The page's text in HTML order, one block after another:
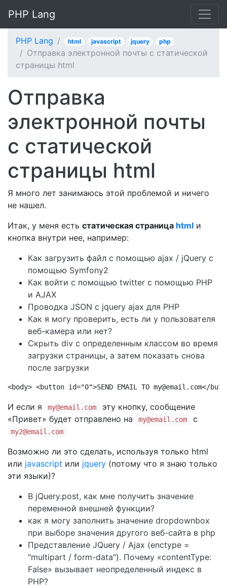
PHP Lang
PHP Lang html javascript jquery php
Отправка электронной почты с статической
страницы html
Отправка
электронной почты
с статической
страницы html
Я много лет занимаюсь этой проблемой и ничего
не нашел.
Итак, у меня есть статическая страница html и
кнопка внутри нее, например:
Как загрузить файл с помощью ajax / jQuery с
помощью Symfony2
Как войти с помощью twitter с помощью PHP
и AJAX
Проводка JSON с jquery ajax для PHP
Как я могу проверить, есть ли у пользователя
веб-камера или нет?
Скрыть div с определенным классом во время
загрузки страницы, а затем показать снова
после загрузки
<body> <button id="0">SEND EMAIL TO my@email.com</
И если я my@email.com
эту кнопку, сообщение
«Привет» будет отправлено на
my@email.com с
my2@email.com
Возможно ли это сделать, используя только html
или javascript или jquery (потому что я знаю только
эти языки)?
В jQuery.post, как мне получить значение
переменной внешней функции?
как я могу заполнить значение dropdownbox
при выборе значения другого веб-сайта в php
Представление JQuery / Ajax (enctype =
"multipart / form-data"). Почему «contentType:
False» вызывает неопределенный индекс в
PHP?